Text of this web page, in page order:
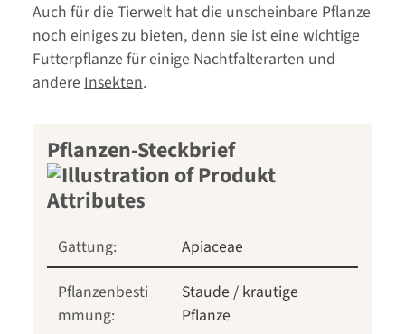
Auch für die Tierwelt hat die unscheinbare Pflanze
noch einiges zu bieten, denn sie ist eine wichtige
Futterpflanze für einige Nachtfalterarten und
andere Insekten.
Pflanzen-Steckbrief
Gattung:
Apiaceae
Pflanzenbesti
mmung:
Staude / krautige
Pflanze